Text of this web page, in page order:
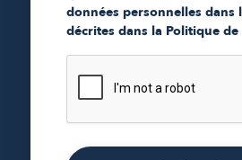
données personnelles dans
décrites dans la Politique